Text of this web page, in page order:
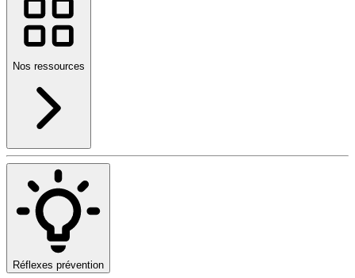
Nos ressources
Réflexes prévention